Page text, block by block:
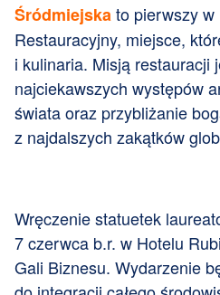
Śródmiejskato pierwszy w
Restauracyjny, miejsce,
i kulinaria. Misją restauracji
najciekawszych występów
świata oraz przybliżanie
z najdalszych zakątków
Wręczenie statuetek
7 czerwca b.r. w Hotelu
Gali Biznesu. Wydarzenie